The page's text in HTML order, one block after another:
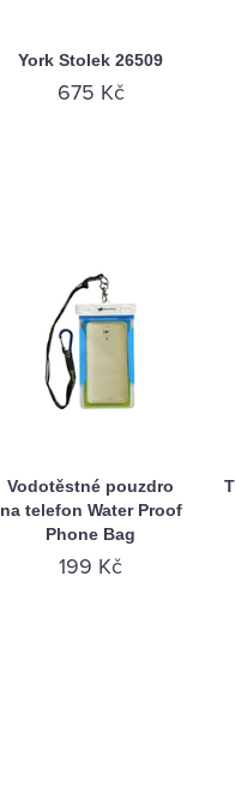
York Stolek 26509
675 Kč
Vodotěstné pouzdro
na telefon Water Proof
Phone Bag
199 Kč